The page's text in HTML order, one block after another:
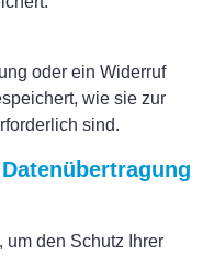
oder ein Widerruf
wie sie zur
sind.
um den Schutz Ihrer